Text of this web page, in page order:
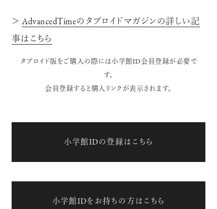
＞ AdvancedTimeのタブロイドマガジンの詳しい記
事はこちら
タブロイド版をご購入の際には小学館ID会員登録が必要で
す。
会員登録すると購入リンクが表示されます。
小学館IDの登録はこちら
小学館IDをお持ちの方はこちら